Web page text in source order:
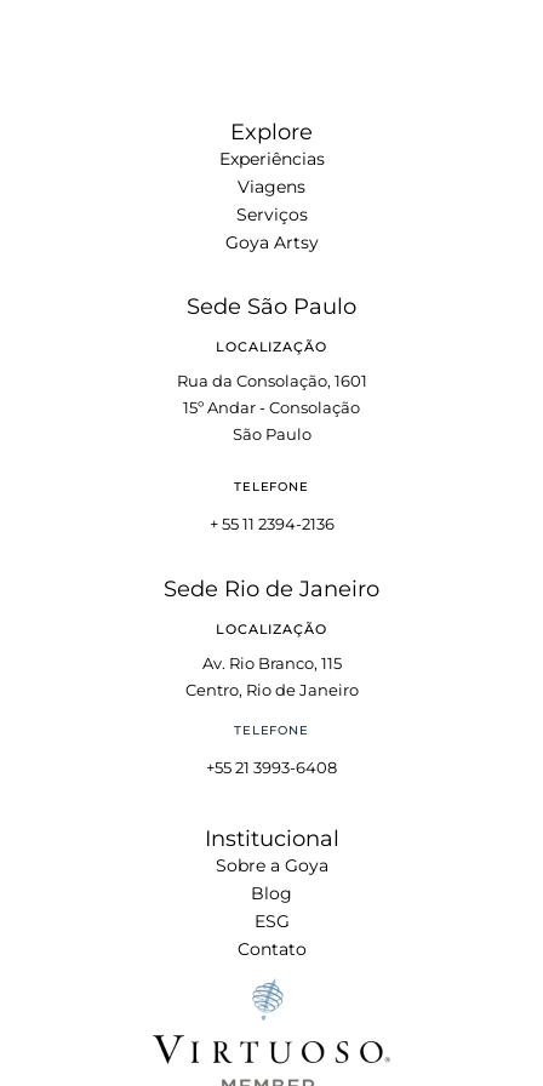
Explore
Experiências
Viagens
Serviços
Goya Artsy
Sede São Paulo
LOCALIZAÇÃO
Rua da Consolação, 1601
15º Andar - Consolação
São Paulo
TELEFONE
+ 55 11 2394-2136
Sede Rio de Janeiro
LOCALIZAÇÃO
Av. Rio Branco, 115
Centro, Rio de Janeiro
TELEFONE
+55 21 3993-6408
Institucional
Sobre a Goya
Blog
ESG
Contato